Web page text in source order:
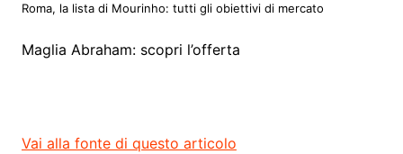
Roma, la lista di Mourinho: tutti gli obiettivi di mercato
Maglia Abraham: scopri l’offerta
Vai alla fonte di questo articolo